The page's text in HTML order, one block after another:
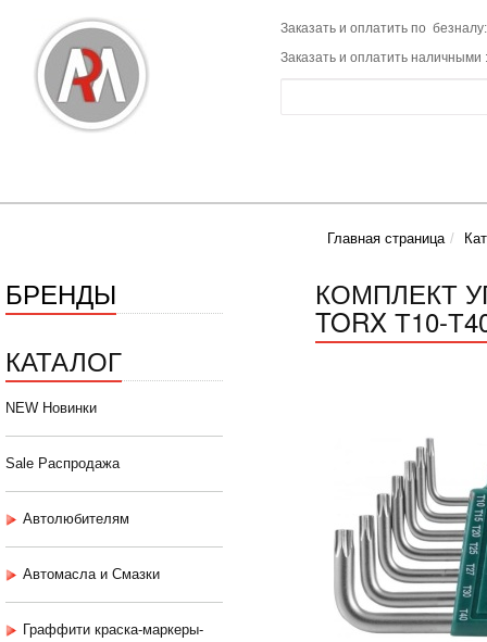
Заказать и оплатить по
Заказать и оплатить наличными
Главная страница
БРЕНДЫ
КАТАЛОГ
NEW Новинки
Sale Распродажа
Автолюбителям
Автомасла и Смазки
Граффити краска-маркеры-
КОМПЛЕКТ
TORX Т10-